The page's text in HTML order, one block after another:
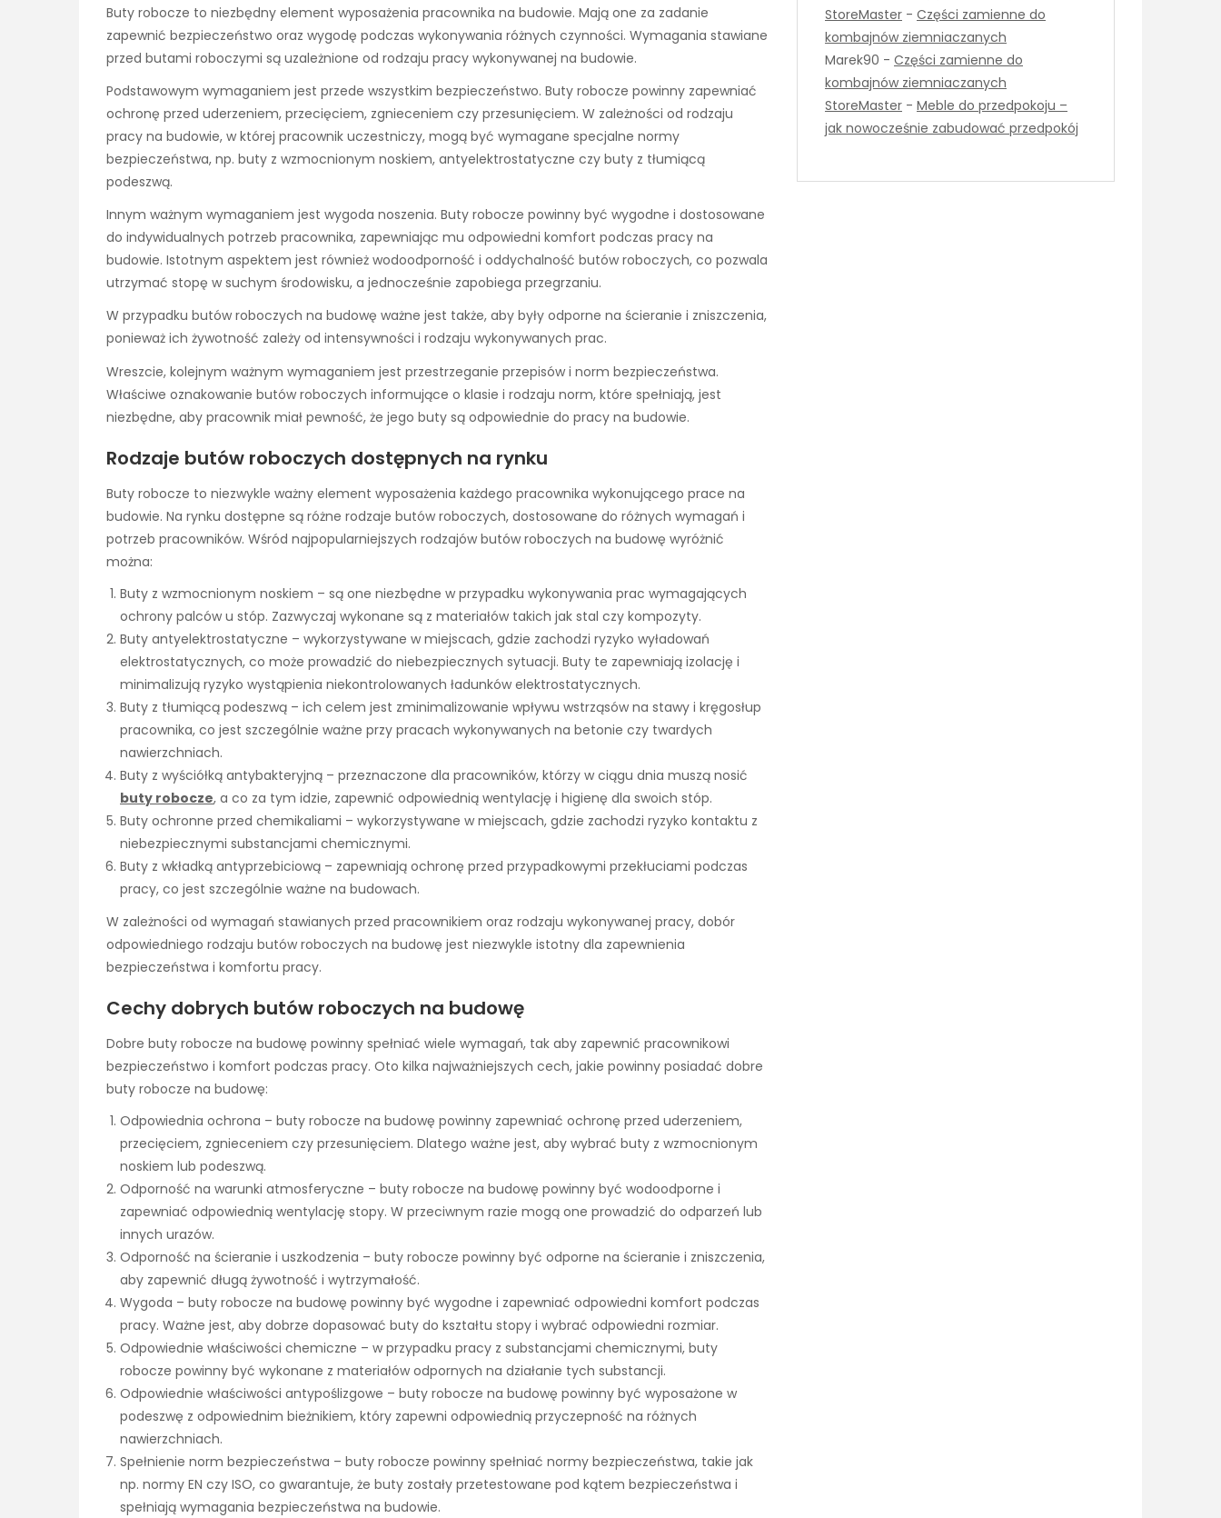
Buty robocze to niezbędny element wyposażenia pracownika na budowie. Mają one za zadanie
zapewnić bezpieczeństwo oraz wygodę podczas wykonywania różnych czynności. Wymagania stawiane
przed butami roboczymi są uzależnione od rodzaju pracy wykonywanej na budowie.
Podstawowym wymaganiem jest przede wszystkim bezpieczeństwo. Buty robocze powinny zapewniać
ochronę przed uderzeniem, przecięciem, zgnieceniem czy przesunięciem. W zależności od rodzaju
pracy na budowie, w której pracownik uczestniczy, mogą być wymagane specjalne normy
bezpieczeństwa, np. buty z wzmocnionym noskiem, antyelektrostatyczne czy buty z tłumiącą
podeszwą.
Innym ważnym wymaganiem jest wygoda noszenia. Buty robocze powinny być wygodne i dostosowane
do indywidualnych potrzeb pracownika, zapewniając mu odpowiedni komfort podczas pracy na
budowie. Istotnym aspektem jest również wodoodporność i oddychalność butów roboczych, co pozwala
utrzymać stopę w suchym środowisku, a jednocześnie zapobiega przegrzaniu.
W przypadku butów roboczych na budowę ważne jest także, aby były odporne na ścieranie i zniszczenia,
ponieważ ich żywotność zależy od intensywności i rodzaju wykonywanych prac.
Wreszcie, kolejnym ważnym wymaganiem jest przestrzeganie przepisów i norm bezpieczeństwa.
Właściwe oznakowanie butów roboczych informujące o klasie i rodzaju norm, które spełniają, jest
niezbędne, aby pracownik miał pewność, że jego buty są odpowiednie do pracy na budowie.
Rodzaje butów roboczych dostępnych na rynku
Buty robocze to niezwykle ważny element wyposażenia każdego pracownika wykonującego prace na
budowie. Na rynku dostępne są różne rodzaje butów roboczych, dostosowane do różnych wymagań i
potrzeb pracowników. Wśród najpopularniejszych rodzajów butów roboczych na budowę wyróżnić
można:
Buty z wzmocnionym noskiem – są one niezbędne w przypadku wykonywania prac wymagających
ochrony palców u stóp. Zazwyczaj wykonane są z materiałów takich jak stal czy kompozyty.
Buty antyelektrostatyczne – wykorzystywane w miejscach, gdzie zachodzi ryzyko wyładowań
elektrostatycznych, co może prowadzić do niebezpiecznych sytuacji. Buty te zapewniają izolację i
minimalizują ryzyko wystąpienia niekontrolowanych ładunków elektrostatycznych.
Buty z tłumiącą podeszwą – ich celem jest zminimalizowanie wpływu wstrząsów na stawy i kręgosłup
pracownika, co jest szczególnie ważne przy pracach wykonywanych na betonie czy twardych
nawierzchniach.
Buty z wyściółką antybakteryjną – przeznaczone dla pracowników, którzy w ciągu dnia muszą nosić
buty robocze, a co za tym idzie, zapewnić odpowiednią wentylację i higienę dla swoich stóp.
Buty ochronne przed chemikaliami – wykorzystywane w miejscach, gdzie zachodzi ryzyko kontaktu z
niebezpiecznymi substancjami chemicznymi.
Buty z wkładką antyprzebiciową – zapewniają ochronę przed przypadkowymi przekłuciami podczas
pracy, co jest szczególnie ważne na budowach.
W zależności od wymagań stawianych przed pracownikiem oraz rodzaju wykonywanej pracy, dobór
odpowiedniego rodzaju butów roboczych na budowę jest niezwykle istotny dla zapewnienia
bezpieczeństwa i komfortu pracy.
Cechy dobrych butów roboczych na budowę
Dobre buty robocze na budowę powinny spełniać wiele wymagań, tak aby zapewnić pracownikowi
bezpieczeństwo i komfort podczas pracy. Oto kilka najważniejszych cech, jakie powinny posiadać dobre
buty robocze na budowę:
Odpowiednia ochrona – buty robocze na budowę powinny zapewniać ochronę przed uderzeniem,
przecięciem, zgnieceniem czy przesunięciem. Dlatego ważne jest, aby wybrać buty z wzmocnionym
noskiem lub podeszwą.
Odporność na warunki atmosferyczne – buty robocze na budowę powinny być wodoodporne i
zapewniać odpowiednią wentylację stopy. W przeciwnym razie mogą one prowadzić do odparzeń lub
innych urazów.
Odporność na ścieranie i uszkodzenia – buty robocze powinny być odporne na ścieranie i zniszczenia,
aby zapewnić długą żywotność i wytrzymałość.
Wygoda – buty robocze na budowę powinny być wygodne i zapewniać odpowiedni komfort podczas
pracy. Ważne jest, aby dobrze dopasować buty do kształtu stopy i wybrać odpowiedni rozmiar.
Odpowiednie właściwości chemiczne – w przypadku pracy z substancjami chemicznymi, buty
robocze powinny być wykonane z materiałów odpornych na działanie tych substancji.
Odpowiednie właściwości antypoślizgowe – buty robocze na budowę powinny być wyposażone w
podeszwę z odpowiednim bieżnikiem, który zapewni odpowiednią przyczepność na różnych
nawierzchniach.
Spełnienie norm bezpieczeństwa – buty robocze powinny spełniać normy bezpieczeństwa, takie jak
np. normy EN czy ISO, co gwarantuje, że buty zostały przetestowane pod kątem bezpieczeństwa i
spełniają wymagania bezpieczeństwa na budowie.
StoreMaster - Części zamienne do
kombajnów ziemniaczanych
Marek90 - Części zamienne do
kombajnów ziemniaczanych
StoreMaster - Meble do przedpokoju –
jak nowocześnie zabudować przedpokój